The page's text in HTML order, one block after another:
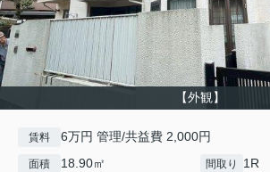
【外観】
賃料 6万円 管理/共益費 2,000円
面積 18.90㎡ 間取り 1R